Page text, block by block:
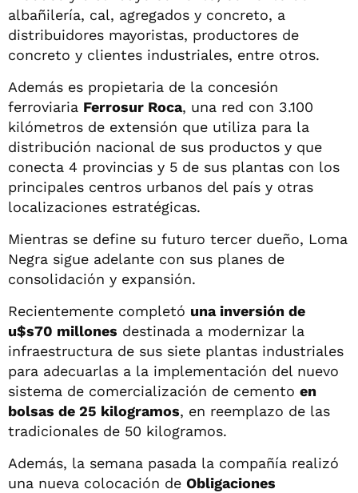
albañilería, cal, agregados y concreto, a
distribuidores mayoristas, productores de
concreto y clientes industriales, entre otros.
Además es propietaria de la concesión
ferroviaria Ferrosur Roca, una red con 3.100
kilómetros de extensión que utiliza para la
distribución nacional de sus productos y que
conecta 4 provincias y 5 de sus plantas con los
principales centros urbanos del país y otras
localizaciones estratégicas.
Mientras se define su futuro tercer dueño, Loma
Negra sigue adelante con sus planes de
consolidación y expansión.
Recientemente completó una inversión de
u$s70 millones destinada a modernizar la
infraestructura de sus siete plantas industriales
para adecuarlas a la implementación del nuevo
sistema de comercialización de cemento en
bolsas de 25 kilogramos, en reemplazo de las
tradicionales de 50 kilogramos.
Además, la semana pasada la compañía realizó
una nueva colocación de Obligaciones